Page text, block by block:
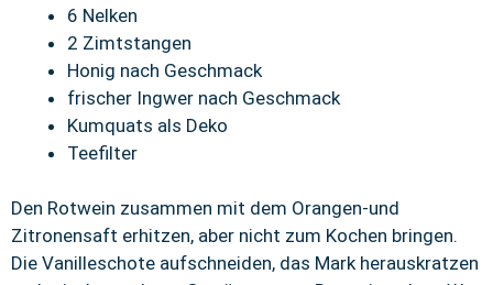
6 Nelken
2 Zimtstangen
Honig nach Geschmack
frischer Ingwer nach Geschmack
Kumquats als Deko
Teefilter
Den Rotwein zusammen mit dem Orangen-und
Zitronensaft erhitzen, aber nicht zum Kochen bringen.
Die Vanilleschote aufschneiden, das Mark herauskratzen